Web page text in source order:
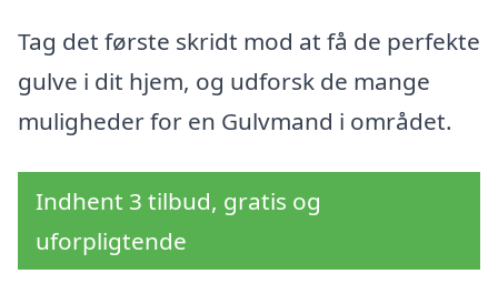
Tag det første skridt mod at få de perfekte
gulve i dit hjem, og udforsk de mange
muligheder for en Gulvmand i området.
Indhent 3 tilbud, gratis og
uforpligtende